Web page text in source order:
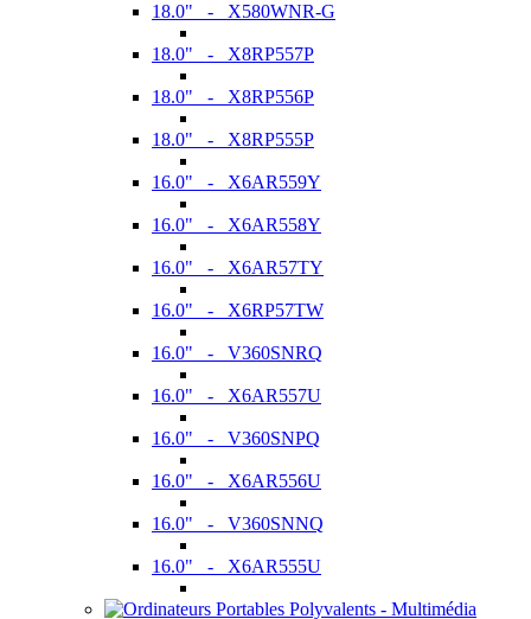
18.0" - X580WNR-G
18.0" - X8RP557P
18.0" - X8RP556P
18.0" - X8RP555P
16.0" - X6AR559Y
16.0" - X6AR558Y
16.0" - X6AR57TY
16.0" - X6RP57TW
16.0" - V360SNRQ
16.0" - X6AR557U
16.0" - V360SNPQ
16.0" - X6AR556U
16.0" - V360SNNQ
16.0" - X6AR555U